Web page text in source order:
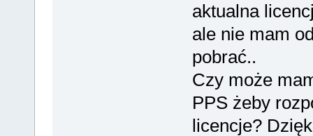
aktualna
ale nie mam
pobrać..
Czy może
PPS żeby
licencje?